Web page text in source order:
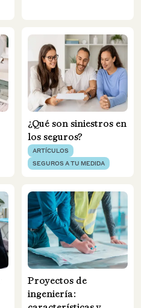
¿Qué son siniestros en
los seguros?
ARTÍCULOS
SEGUROS A TU MEDIDA
Proyectos de
ingeniería: